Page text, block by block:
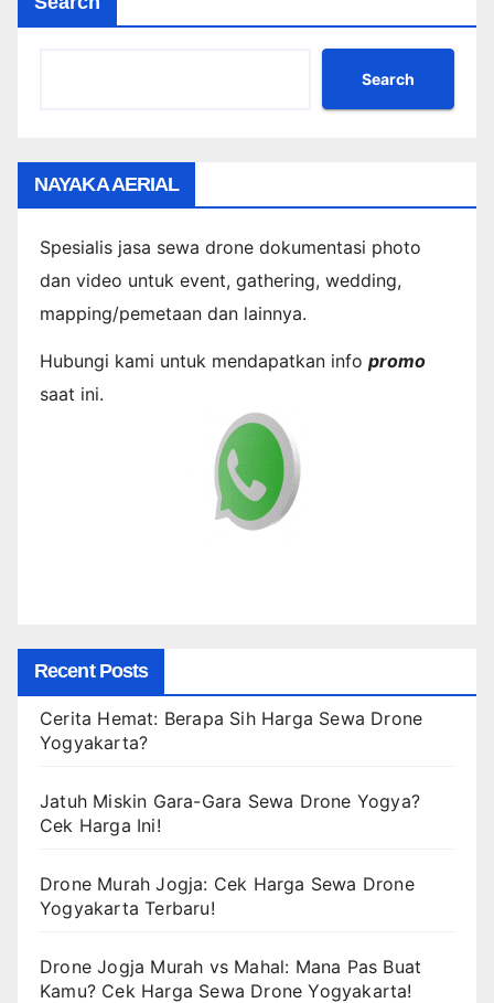
Search
NAYAKA AERIAL
Spesialis jasa sewa drone dokumentasi photo
dan video untuk event, gathering, wedding,
mapping/pemetaan dan lainnya.
Hubungi kami untuk mendapatkan info promo
saat ini.
Recent Posts
Cerita Hemat: Berapa Sih Harga Sewa Drone
Yogyakarta?
Jatuh Miskin Gara-Gara Sewa Drone Yogya?
Cek Harga Ini!
Drone Murah Jogja: Cek Harga Sewa Drone
Yogyakarta Terbaru!
Drone Jogja Murah vs Mahal: Mana Pas Buat
Kamu? Cek Harga Sewa Drone Yogyakarta!